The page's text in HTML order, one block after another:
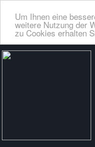
Um Ihnen eine
weitere Nutzung der
zu Cookies erhalten